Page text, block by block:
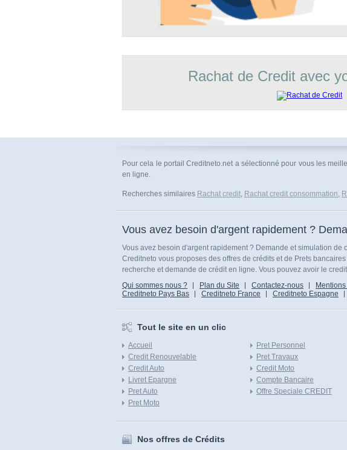
Rachat de Credit avec
Pour cela le portail Creditneto.net a sélectionné pour vous les
en ligne.
Recherches similaires Rachat credit, Rachat credit consommation,
Vous avez besoin d'argent rapidement ?
Vous avez besoin d'argent rapidement ? Demande et simulation de
Creditneto vous proposes des offres de crédits et de Prets
recherche et demande de crédit en ligne. Vous pouvez avoir le
Qui sommes nous ?
Plan du Site Contactez-nous
Creditneto Pays Bas
Creditneto France Creditneto Espagne
Tout le site en un clic
Accueil
Credit Renouvelable
Credit Auto
Livret Epargne
Pret Auto
Pret Moto
Pret Personnel
Pret Travaux
Credit Moto
Compte Bancaire
Offre Speciale CREDIT
Nos offres de Crédits